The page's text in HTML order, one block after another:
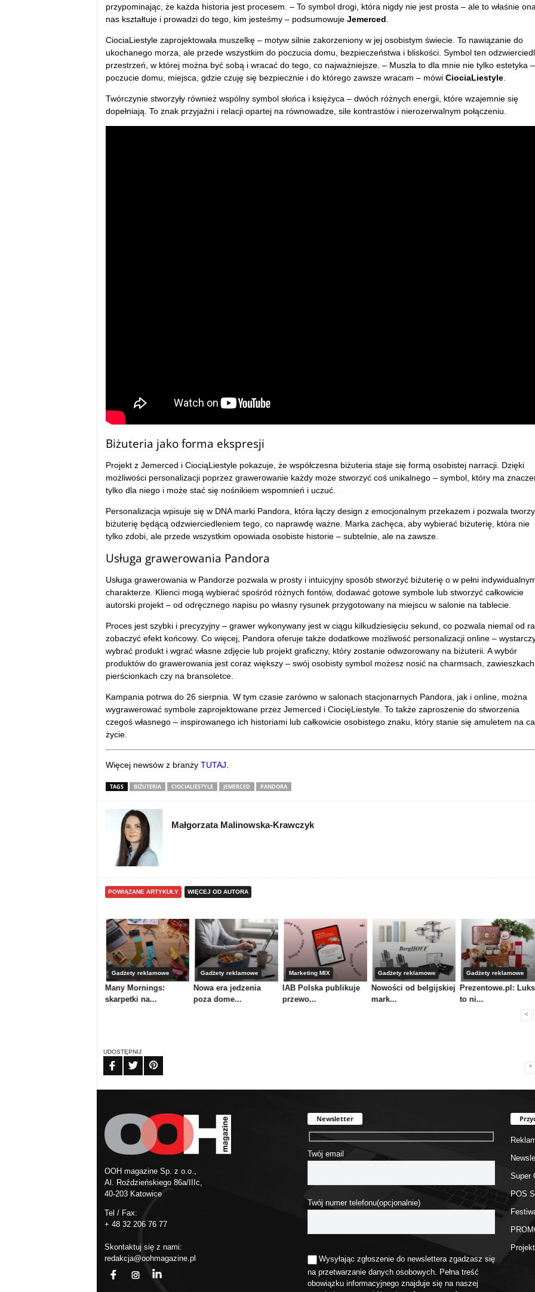
przypominając, że każda historia jest procesem. – To symbol drogi, która nigdy nie jest prosta – ale to właśnie
nas kształtuje i prowadzi do tego, kim jesteśmy – podsumowuje Jemerced
CiociaLiestyle zaprojektowała muszelkę – motyw silnie zakorzeniony w jej osobistym świecie. To nawiązanie do
ukochanego morza, ale przede wszystkim do poczucia domu, bezpieczeństwa i bliskości. Symbol ten
przestrzeń, w której można być sobą i wracać do tego, co najważniejsze. – Muszla to dla mnie nie tylko estetyka
poczucie domu, miejsca, gdzie czuję się bezpiecznie i do którego zawsze wracam – mówi CiociaLiestyle.
Twórczynie stworzyły również wspólny symbol słońca i księżyca – dwóch różnych energii, które wzajemnie się
dopełniają. To znak przyjaźni i relacji opartej na równowadze, sile kontrastów i nierozerwalnym połączeniu.
Biżuteria jako forma ekspresji
Projekt z Jemerced i CiociąLiestyle pokazuje, że współczesna biżuteria staje się formą osobistej narracji. Dzięki
możliwości personalizacji poprzez grawerowanie każdy może stworzyć coś unikalnego – symbol, który ma
tylko dla niego i może stać się nośnikiem wspomnień i uczuć.
Personalizacja wpisuje się w DNA marki Pandora, która łączy design z emocjonalnym przekazem i pozwala
biżuterię będącą odzwierciedleniem tego, co naprawdę ważne. Marka zachęca, aby wybierać biżuterię, która nie
tylko zdobi, ale przede wszystkim opowiada osobiste historie – subtelnie, ale na zawsze.
Usługa grawerowania Pandora
Usługa grawerowania w Pandorze pozwala w prosty i intuicyjny sposób stworzyć biżuterię o w pełni
charakterze. Klienci mogą wybierać spośród różnych fontów, dodawać gotowe symbole lub stworzyć całkowicie
autorski projekt – od odręcznego napisu po własny rysunek przygotowany na miejscu w salonie na tablecie.
Proces jest szybki i precyzyjny – grawer wykonywany jest w ciągu kilkudziesięciu sekund, co pozwala niemal od
zobaczyć efekt końcowy. Co więcej, Pandora oferuje także dodatkowe możliwość personalizacji online –
wybrać produkt i wgrać własne zdjęcie lub projekt graficzny, który zostanie odwzorowany na biżuterii. A wybór
produktów do grawerowania jest coraz większy – swój osobisty symbol możesz nosić na charmsach,
pierścionkach czy na bransoletce.
Kampania potrwa do 26 sierpnia. W tym czasie zarówno w salonach stacjonarnych Pandora, jak i online, można
wygrawerować symbole zaprojektowane przez Jemerced i CiocięLiestyle. To także zaproszenie do stworzenia
czegoś własnego – inspirowanego ich historiami lub całkowicie osobistego znaku, który stanie się amuletem na
życie.
Więcej newsów z branżyTUTAJ
TAGS BIŻUTERIA CIOCIALIESTYLE JEMERCED PANDORA
Małgorzata Malinowska-Krawczyk
POWIĄZANE ARTYKUŁY WIĘCEJ OD AUTORA
Gadżety reklamowe
Many Mornings:
skarpetki na...
Gadżety reklamowe
Nowa era jedzenia
poza dome...
Marketing MIX
IAB Polska publikuje
przewo...
Gadżety reklamowe
Nowości od belgijskiej
mark...
Gadżety reklamowe
Prezentowe.pl:
to ni...
<
UDOSTĘPNIJ
<
OOH magazine Sp. z o.o.,
Al. Roździeńskiego 86a/IIIc,
40-203 Katowice
Tel / Fax:
+ 48 32 206 76 77
Skontaktuj się z nami:
redakcja@oohmagazine.pl
Newsletter
Twój email
Twój numer telefonu(opcjonalnie)
Wysyłając zgłoszenie do newslettera zgadzasz się
na przetwarzanie danych osobowych. Pełna treść
obowiązku informacyjnego znajduje się na naszej
Super
POS